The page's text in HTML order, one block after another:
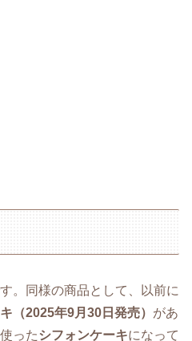
。同様の商品として、以前に
（2025年9月30日発売） があ
った シフォンケーキになって